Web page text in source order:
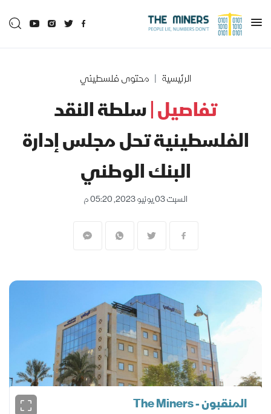
الرئيسية محتوى فلسطيني
تفاصيل |سلطة النقد
الفلسطينية تحل مجلس إدارة
البنك الوطني
السبت 03 يونيو 2023, 05:20 م
المنقبون - The Miners